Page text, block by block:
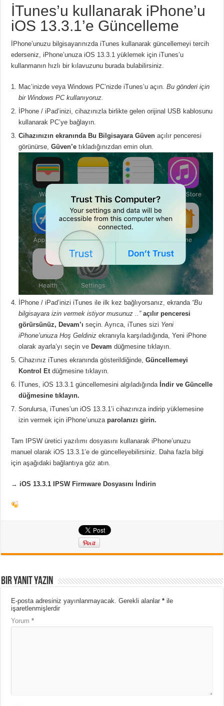
İTunes’u kullanarak iPhone’u
iOS 13.3.1’e Güncelleme
İPhone’unuzu bilgisayarınızda iTunes kullanarak güncellemeyi tercih
ederseniz, iPhone’unuza iOS 13.3.1 yüklemek için iTunes’u
kullanmanın hızlı bir kılavuzunu burada bulabilirsiniz.
Mac’inizde veya Windows PC’nizde iTunes’u açın.Bu gönderi için
bir Windows PC kullanıyoruz.
İPhone / iPad’inizi, cihazınızla birlikte gelen orijinal USB kablosunu
kullanarak PC’ye bağlayın.
Cihazınızın ekranında Bu Bilgisayara Güven açılır penceresi
görünürse,Güven’e tıkladığınızdan emin olun.
İPhone / iPad’inizi iTunes ile ilk kez bağlıyorsanız, ekranda “Bu
bilgisayara izin vermek istiyor musunuz ..” açılır penceresi
görürsünüz, Devam’ı seçin. Ayrıca, iTunes sizi Yeni
iPhone’unuza Hoş Geldiniz ekranıyla karşıladığında, Yeni iPhone
olarak ayarla’yı seçin veDevam düğmesine tıklayın.
Cihazınız iTunes ekranında gösterildiğinde,Güncellemeyi
Kontrol Et düğmesine tıklayın.
İTunes, iOS 13.3.1 güncellemesini algıladığındaİndir ve Güncelle
düğmesine tıklayın.
Sorulursa, iTunes’un iOS 13.3.1’i cihazınıza indirip yüklemesine
izin vermek için iPhone’unuzaparolanızı girin.
Tam IPSW üretici yazılımı dosyasını kullanarak iPhone’unuzu
manuel olarak iOS 13.3.1’e de güncelleyebilirsiniz. Daha fazla bilgi
için aşağıdaki bağlantıya göz atın.
→ iOS 13.3.1 IPSW Firmware Dosyasını İndirin
Bir yanıt yazın
E-posta adresiniz yayınlanmayacak. Gerekli alanlar* ile
işaretlenmişlerdir
Yorum*